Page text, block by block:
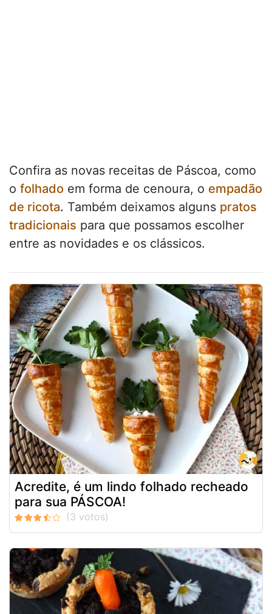
Confira as novas receitas de Páscoa, como
o folhado em forma de cenoura, o empadão
de ricota. Também deixamos alguns pratos
tradicionais para que possamos escolher
entre as novidades e os clássicos.
Acredite, é um lindo folhado recheado
para sua PÁSCOA!